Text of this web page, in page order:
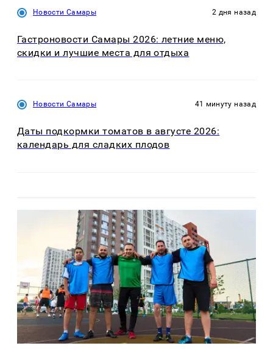
Новости Самары 2 дня назад
Гастроновости Самары 2026: летние меню,
скидки и лучшие места для отдыха
Новости Самары 41 минуту назад
Даты подкормки томатов в августе 2026:
календарь для сладких плодов